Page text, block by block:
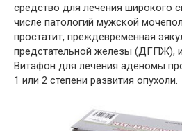
средство для лечения широкого
числе патологий мужской
простатит, преждевременная
предстательной железы (ДГПЖ),
Витафон для лечения аденомы
1 или 2 степени развития опухоли.